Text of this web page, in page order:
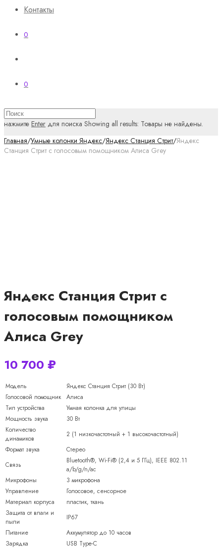
Контакты
0
0
нажмите Enter для поиска Showing all results: Товары не найдены.
Главная/Умные колонки Яндекс/Яндекс Станция Стрит/Яндекс
Станция Стрит с голосовым помощником Алиса Grey
Яндекс Станция Стрит с
голосовым помощником
Алиса Grey
10 700 ₽
Модель
Яндекс Станция Стрит (30 Вт)
Голосовой помощник
Алиса
Тип устройства
Умная колонка для улицы
Мощность звука
30 Вт
Количество
динамиков
2 (1 низкочастотный + 1 высокочастотный)
Формат звука
Стерео
Связь
Bluetooth®, Wi-Fi® (2,4 и 5 ГГц), IEEE 802.11
a/b/g/n/ac
Микрофоны
3 микрофона
Управление
Голосовое, сенсорное
Материал корпуса
пластик, ткань
Защита от влаги и
пыли
IP67
Питание
Аккумулятор до 10 часов
Зарядка
USB Type-C